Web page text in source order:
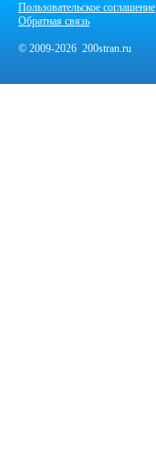
Пользовательское соглашение
Обратная связь
© 2009-2026 200stran.ru